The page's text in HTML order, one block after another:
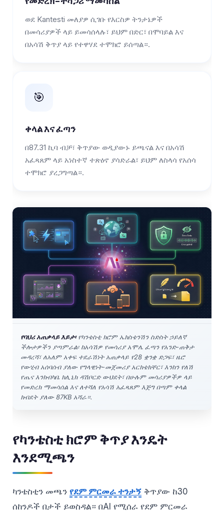
ወደ Kantesti መለያዎ ሲገቡ የእርስዎ ትንታኔዎች
በመሳሪያዎች ላይ ይመሳሰላሉ፣ ይህም በድር፣ በሞባይል እና
በአሳሽ ቅጥያ ላይ የተዋሃደ ተሞክሮ ይሰጣል።.
🎯
ቀላል እና ፈጣን
በ87.31 ኪባ ብቻ፣ ቅጥያው ወዲያውኑ ይጫናል እና በአሳሽ
አፈጻጸም ላይ አነስተኛ ተጽዕኖ ያሳድራል፣ ይህም ለስላሳ የአሰሳ
ተሞክሮ ያረጋግጣል።.
የባህሪ አጠቃላይ እይታ፡የካንቴስቲ ክሮም ኤክስቴንሽን ስድስት ኃይለኛ
ችሎታዎችን ያጣምራል፡ ከአሳሽዎ የመሳሪያ አሞሌ ፈጣን የአንድ-ጠቅታ
መዳረሻ፣ ለአለም አቀፍ ተደራሽነት አጠቃላይ የ28 ቋንቋ ድጋፍ፣ ዜሮ
የውሂብ አሰባሰብ ያለው የግላዊነት-መጀመሪያ አርክቴክቸር፣ እንከን የለሽ
የጤና እንክብካቤ ክሊኒክ ዳሽቦርድ ውህደት፣ በሁሉም መሳሪያዎችዎ ላይ
የመድረክ ማመሳሰል እና ለተሻለ የአሳሽ አፈጻጸም እጅግ በጣም ቀላል
ክብደት ያለው 87KB አሻራ።.
የካንቴስቲ ክሮም ቅጥያ እንዴት
እንደሚጫን
ካንቴስቲን መጫን የደም ምርመራ ተንታኝ ቅጥያው ከ30
ሰከንዶች በታች ይወስዳል። በAI የሚሰራ የደም ምርመራ